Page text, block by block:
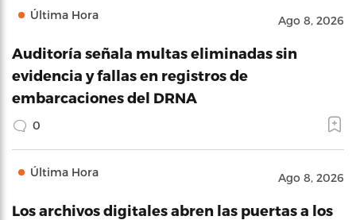
Última Hora Ago 8, 2026
Auditoría señala multas eliminadas sin
evidencia y fallas en registros de
embarcaciones del DRNA
0
Última Hora Ago 8, 2026
Los archivos digitales abren las puertas a los